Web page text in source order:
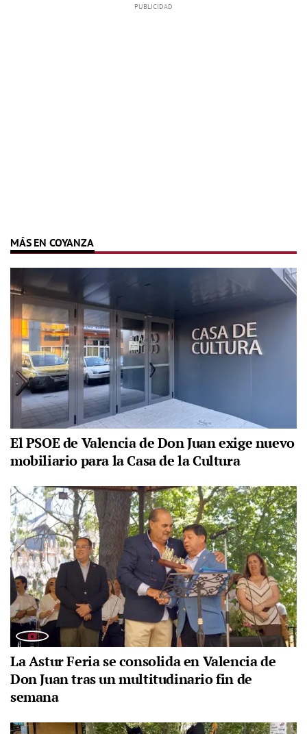
MÁS EN COYANZA
El PSOE de Valencia de Don Juan exige nuevo
mobiliario para la Casa de la Cultura
La Astur Feria se consolida en Valencia de
Don Juan tras un multitudinario fin de
semana